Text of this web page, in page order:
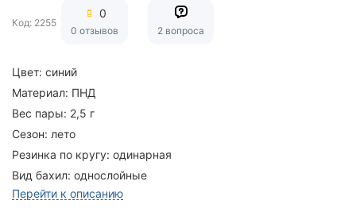
Цвет: синий
Материал: ПНД
Вес пары: 2,5 г
Сезон: лето
Резинка по кругу: одинарная
Вид бахил: однослойные
Перейти к описанию
Код: 2255
0
0 отзывов 2 вопроса